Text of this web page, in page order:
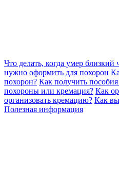
Что делать, когда умер близкий
нужно оформить для похорон
похорон? Как получить
похороны или кремация? Как
организовать кремацию? Как
Полезная информация